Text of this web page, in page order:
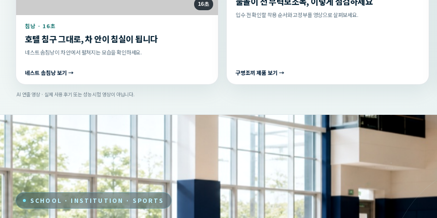
16초
침낭 · 16초
호텔 침구 그대로, 차 안이 침실이 됩니다
네스트 솜침낭이 차 안에서 펼쳐지는 모습을 확인하세요.
네스트 솜침낭 보기 →
입수 전 확인할 착용 순서와 고정부를 영상으로 살펴보세요.
구명조끼 제품 보기 →
AI 연출 영상 · 실제 사용 후기 또는 성능 시험 영상이 아닙니다.
SCHOOL · INSTITUTION · SPORTS